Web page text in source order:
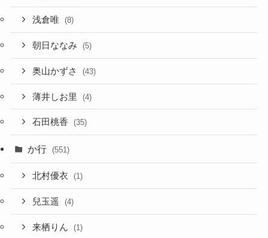
浅倉唯 (8)
朝日ななみ (5)
奥山かずさ (43)
薄井しお里 (4)
石田桃香 (35)
か行 (551)
北村優衣 (1)
兒玉遥 (4)
来栖りん (1)